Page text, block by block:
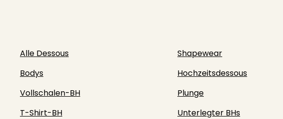
Alle Dessous Shapewear
Bodys Hochzeitsdessous
Vollschalen-BH Plunge
T-Shirt-BH Unterlegter BHs